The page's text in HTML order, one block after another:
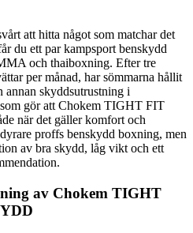
att hitta något som matchar det
du ett par kampsport benskydd
och thaiboxning. Efter tre
per månad, har sömmarna hållit
annan skyddsutrustning i
gör att Chokem TIGHT FIT
när det gäller komfort och
proffs benskydd boxning, men
av bra skydd, låg vikt och ett
av Chokem TIGHT